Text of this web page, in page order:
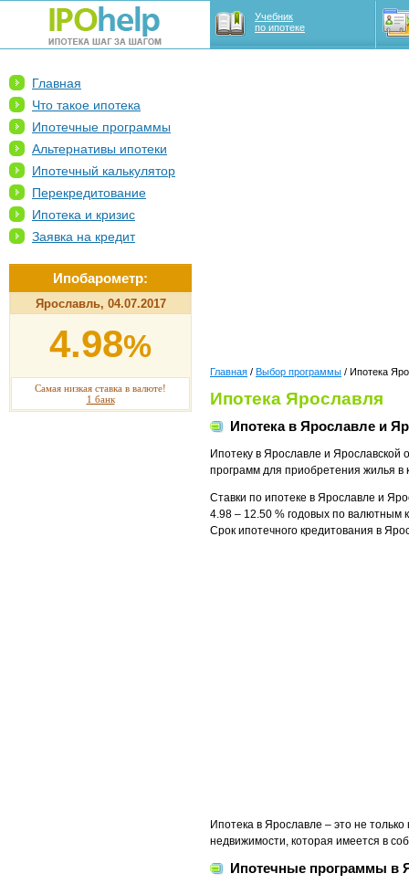
Учебник
по ипотеке
Главная
Что такое ипотека
Ипотечные программы
Альтернативы ипотеки
Ипотечный калькулятор
Перекредитование
Ипотека и кризис
Заявка на кредит
Ипобарометр:
Ярославль, 04.07.2017
4.98%
Самая низкая ставка в валюте!
1 банк
Главная / Выбор программы / Ипотека
Ипотека Ярославля
Ипотека в Ярославле и
Ипотеку в Ярославле и Ярославской
программ для приобретения жилья в
Ставки по ипотеке в Ярославле и
4.98 – 12.50 % годовых по валютным
Срок ипотечного кредитования в
Ипотека в Ярославле – это не
недвижимости, которая имеется в
Ипотечные программы в